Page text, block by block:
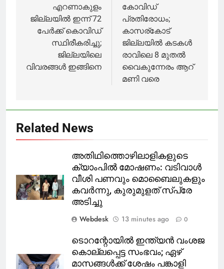
മെച്ചപ്പെട്ടാൽ
നടത്തും
navigation
എറണാകുളം
ജില്ലയിൽ ഇന്ന് 72
പേർക്ക് കൊവിഡ്
സ്ഥിരീകരിച്ചു;
ജില്ലയിലെ
വിവരങ്ങൾ ഇങ്ങിനെ
കോവിഡ്
പ്രതിരോധം;
കാസര്കോട്
ജില്ലയില്‍ കടകള്‍
രാവിലെ 8 മുതല്‍
വൈകുന്നേരം ആറ്
മണി വരെ
Related News
അതിഥിത്തൊഴിലാളികളുടെ
ക്യാംപിൽ മോഷണം: വടിവാൾ
വീശി പണവും മൊബൈലുകളും
കവർന്നു, കുരുമുളത് സ്പ്രേ
അടിച്ചു
Webdesk
13 minutes ago 0
ടൊറന്റോയിൽ ഇന്ത്യന്‍ വംശജ
കൊല്ലപ്പെട്ട സംഭവം; ഏഴ്
മാസങ്ങൾക്ക് ശേഷം പങ്കാളി